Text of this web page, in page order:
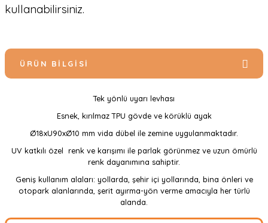
kullanabilirsiniz.
ÜRÜN BILGISI
Tek yönlü uyarı levhası
Esnek, kırılmaz TPU gövde ve körüklü ayak
Ø18xU90xØ10 mm vida dübel ile zemine uygulanmaktadır.
UV katkılı özel renk ve karışımı ile parlak görünmez ve uzun ömürlü
renk dayanımına sahiptir.
Geniş kullanım alaları: yollarda, şehir içi yollarında, bina önleri ve
otopark alanlarında, şerit ayırma-yön verme amacıyla her türlü
alanda.